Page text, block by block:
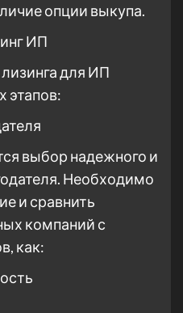
опции выкупа.
ИП
для ИП
этапов:
выбор надежного и
Необходимо
и сравнить
компаний с
как: